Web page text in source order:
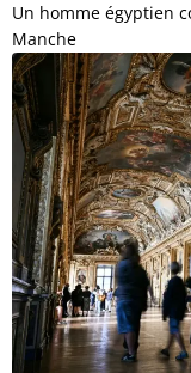
Un homme égyptien
Manche